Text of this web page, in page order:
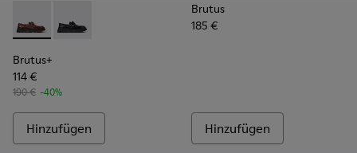
Brutus+ - K101067-001 - Brauner Herrenmokassin aus Leder.
Brutus+ - K101067-002 - Schwarze Bootsschuhe
Brutus+
114 €
190 € -40%
Hinzufügen
Brutus
185 €
Hinzufügen